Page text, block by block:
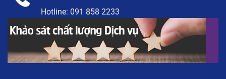
Hotline: 091 858 2233